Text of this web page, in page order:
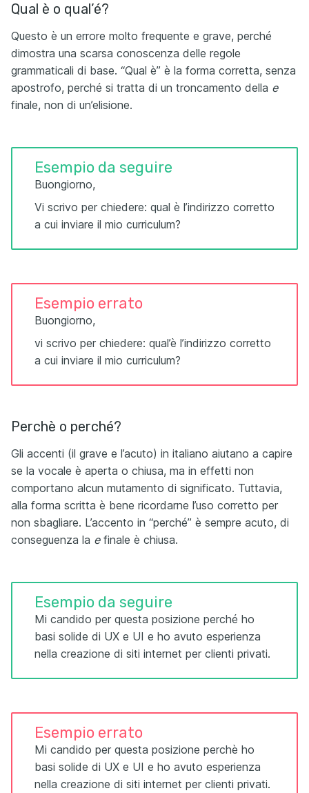
Qual è o qual’é?
Questo è un errore molto frequente e grave, perché
dimostra una scarsa conoscenza delle regole
grammaticali di base. “Qual è” è la forma corretta, senza
apostrofo, perché si tratta di un troncamento della e
finale, non di un’elisione.
Esempio da seguire
Buongiorno,
Vi scrivo per chiedere: qual è l’indirizzo corretto
a cui inviare il mio curriculum?
Esempio errato
Buongiorno,
vi scrivo per chiedere: qual’è l’indirizzo corretto
a cui inviare il mio curriculum?
Perchè o perché?
Gli accenti (il grave e l’acuto) in italiano aiutano a capire
se la vocale è aperta o chiusa, ma in effetti non
comportano alcun mutamento di significato. Tuttavia,
alla forma scritta è bene ricordarne l’uso corretto per
non sbagliare. L’accento in “perché” è sempre acuto, di
conseguenza la efinale è chiusa.
Esempio da seguire
Mi candido per questa posizione perché ho
basi solide di UX e UI e ho avuto esperienza
nella creazione di siti internet per clienti privati.
Esempio errato
Mi candido per questa posizione perchè ho
basi solide di UX e UI e ho avuto esperienza
nella creazione di siti internet per clienti privati.